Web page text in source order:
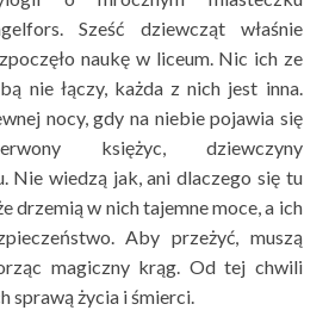
Sześć dziewcząt właśnie
naukę w liceum. Nic ich ze
nie łączy, każda z nich jest inna.
nocy, gdy na niebie pojawia się
księżyc, dziewczyny
Nie wiedzą jak, ani dlaczego się tu
drzemią w nich tajemne moce, a ich
Aby przeżyć, muszą
magiczny krąg. Od tej chwili
sprawą życia i śmierci.